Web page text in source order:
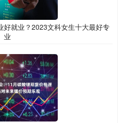
好就业？2023文科女生十大最好专
业